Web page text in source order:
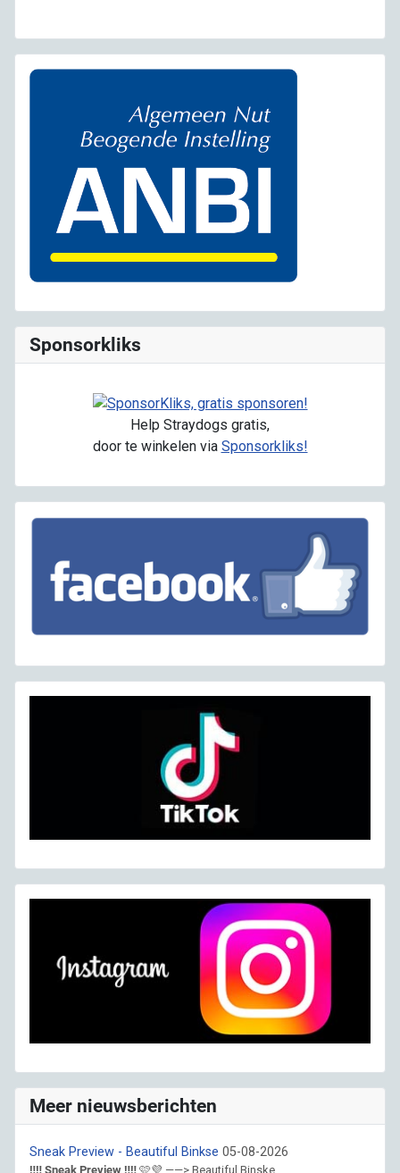
Sponsorkliks
Help Straydogs gratis,
door te winkelen via Sponsorkliks!
Meer nieuwsberichten
Sneak Preview - Beautiful Binkse 05-08-2026
‼️‼️ Sneak Preview ‼️‼️ 🩷💜 ——> Beautiful Binske